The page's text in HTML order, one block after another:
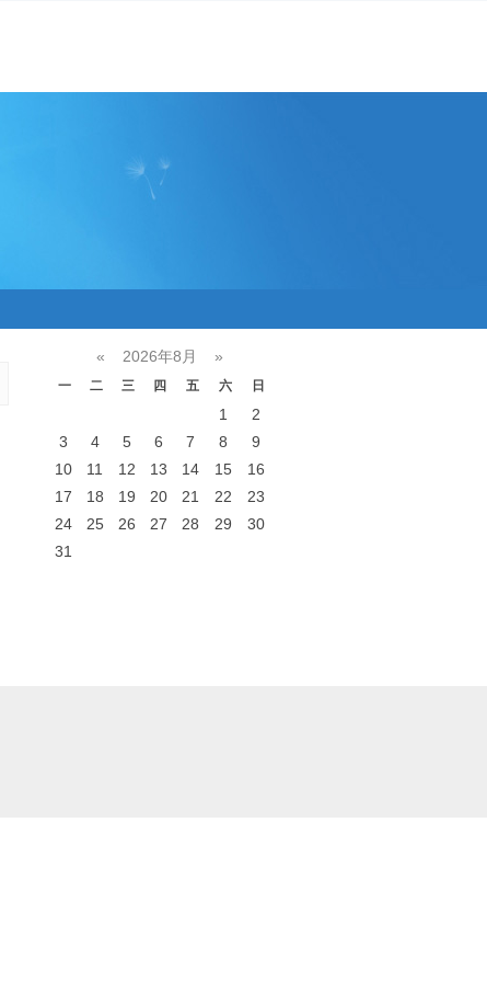
« 2026年8月 »
一 二 三 四 五 六 日
1
2
3
4 5 6 7 8
9
10
11 12 13 14 15
16
17
18 19 20 21 22
23
24
25 26 27 28 29
30
31